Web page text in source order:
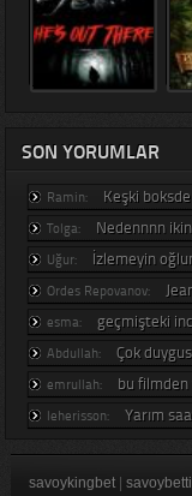
SON YORUMLAR
Ramin: Keşki
Tolga: Nedennnn
Uğur: İzlemeyin
Ordes Repovanov:
esma: geçmişteki
Abdullah: Çok
emrullah: bu filmden
leherisson: Yarım
savoykingbet|